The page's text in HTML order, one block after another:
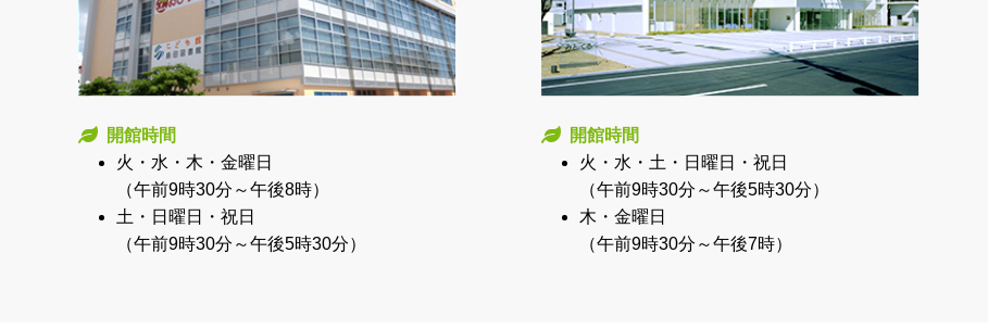
開館時間
火・水・木・金曜日
（午前9時30分～午後8時）
土・日曜日・祝日
（午前9時30分～午後5時30分）
開館時間
火・水・土・日曜日・祝日
（午前9時30分～午後5時30分）
木・金曜日
（午前9時30分～午後7時）